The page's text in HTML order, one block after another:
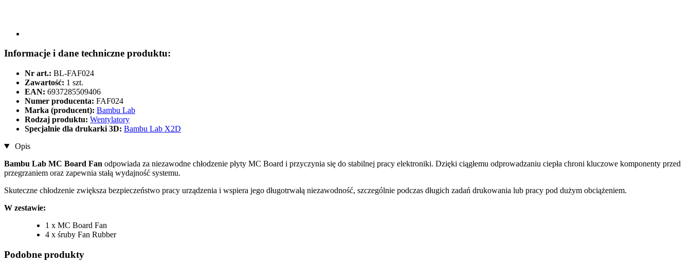
Informacje i dane techniczne produktu:
Nr art.: BL-FAF024
Zawartość: 1 szt.
EAN: 6937285509406
Numer producenta: FAF024
Marka (producent): Bambu Lab
Rodzaj produktu: Wentylatory
Specjalnie dla drukarki 3D: Bambu Lab X2D
Opis
Bambu Lab MC Board Fan odpowiada za niezawodne chłodzenie płyty MC Board i przyczynia się do stabilnej pracy elektroniki. Dzięki ciągłemu odprowadzaniu ciepła chroni kluczowe komponenty przed
przegrzaniem oraz zapewnia stałą wydajność systemu.
Skuteczne chłodzenie zwiększa bezpieczeństwo pracy urządzenia i wspiera jego długotrwałą niezawodność, szczególnie podczas długich zadań drukowania lub pracy pod dużym obciążeniem.
W zestawie:
1 x MC Board Fan
4 x śruby Fan Rubber
Podobne produkty